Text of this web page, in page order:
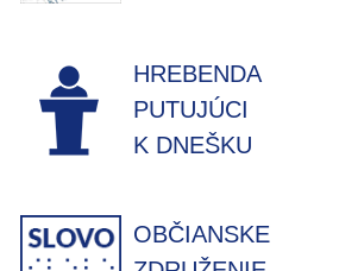
HREBENDA
PUTUJÚCI
K DNEŠKU
OBČIANSKE